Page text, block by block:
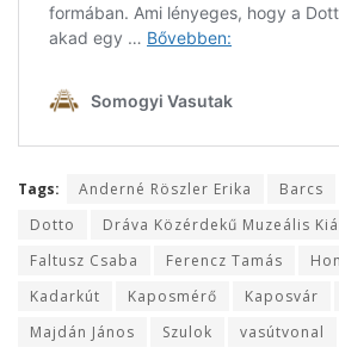
Tags: Anderné Röszler Erika Barcs
Dotto
Dráva Közérdekű Muzeális
Faltusz Csaba
Ferencz Tamás
Kadarkút
Kaposmérő Kaposvár
Majdán János
Szulok vasútvonal